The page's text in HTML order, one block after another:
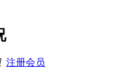
注册会员